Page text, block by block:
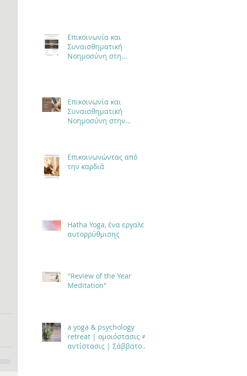
Επικοινωνία και
Συναισθηματική
Νοημοσύνη στη
Επικοινωνία και
Συναισθηματική
Νοημοσύνη στην
Επικοινωνώντας από
την καρδιά
Hatha Yoga, ένα εργαλείο
αυτορρύθμισης
"Review of the Year
Meditation"
a yoga & psychology
retreat | ομοιόστασις ≠
αντίστασις | Σάββατο